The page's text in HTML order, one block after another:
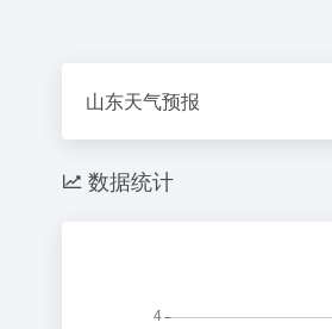
山东天气预报
数据统计